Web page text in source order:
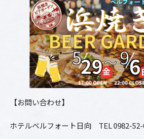
【お問い合わせ】
ホテルベルフォート日向 TEL 0982-52-